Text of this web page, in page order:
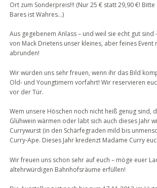
Ort zum Sonderpreis!!! (Nur 25 € statt 29,90 €!
Bares ist Wahres…)
Aus gegebenem Anlass – und weil sie echt gut sind
von Mack Drietens unser kleines, aber feines Event
abrunden!
Wir würden uns sehr freuen, wenn ihr das Bild
Old- und Youngtimern vorfahrt! Wir reservieren
vor der Tür.
Wem unsere Höschen noch nicht heiß genug sind,
Glühwein wärmen oder labt sich auch dieses Jahr
Currywurst (in den Schärfegraden mild bis
Curry-Ape. Dieses Jahr kredenzt Madame Curry
Wir freuen uns schon sehr auf euch – möge euer
altehrwürdigen Bahnhofsräume erfüllen!